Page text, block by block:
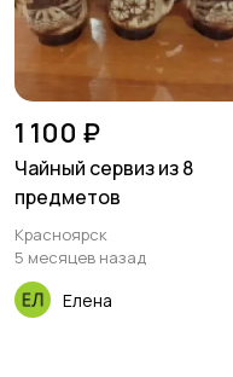
1 100 ₽
Чайный сервиз из 8
предметов
Красноярск
5 месяцев назад
Елена